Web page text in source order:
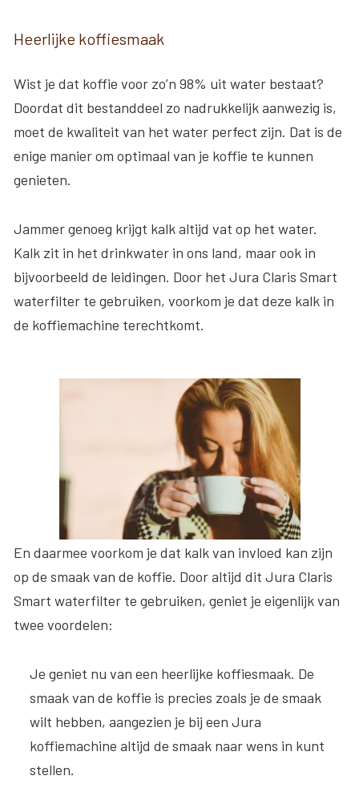
Heerlijke koffiesmaak
Wist je dat koffie voor zo’n 98% uit water bestaat?
Doordat dit bestanddeel zo nadrukkelijk aanwezig is,
moet de kwaliteit van het water perfect zijn. Dat is de
enige manier om optimaal van je koffie te kunnen
genieten.
Jammer genoeg krijgt kalk altijd vat op het water.
Kalk zit in het drinkwater in ons land, maar ook in
bijvoorbeeld de leidingen. Door het Jura Claris Smart
waterfilter te gebruiken, voorkom je dat deze kalk in
de koffiemachine terechtkomt.
En daarmee voorkom je dat kalk van invloed kan zijn
op de smaak van de koffie. Door altijd dit Jura Claris
Smart waterfilter te gebruiken, geniet je eigenlijk van
twee voordelen:
Je geniet nu van een heerlijke koffiesmaak. De
smaak van de koffie is precies zoals je de smaak
wilt hebben, aangezien je bij een Jura
koffiemachine altijd de smaak naar wens in kunt
stellen.